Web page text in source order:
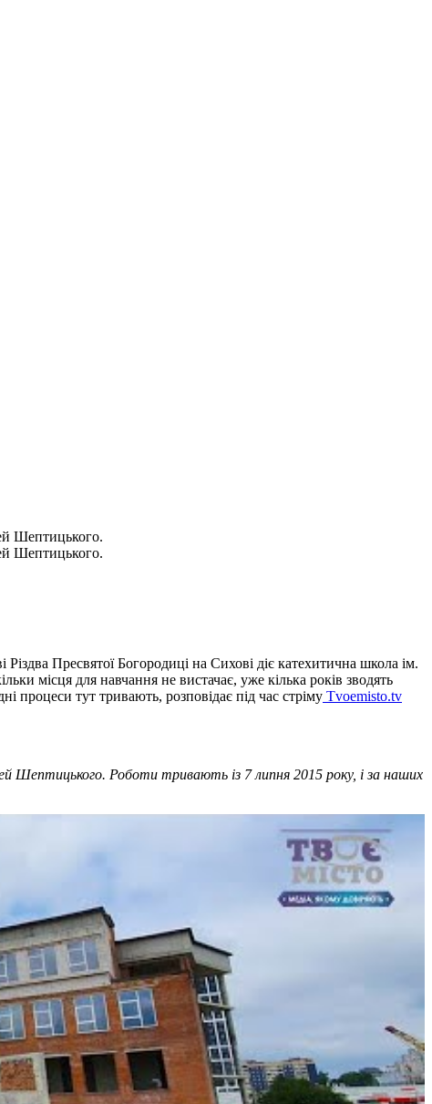
Шептицького.
Шептицького.
Пресвятої Богородиці на Сихові діє катехитична школа ім.
місця для навчання не вистачає, уже кілька років зводять
процеси тут тривають, розповідає під час стріму Tvoemisto.tv
Шептицького. Роботи тривають із 7 липня 2015 року, і за наших